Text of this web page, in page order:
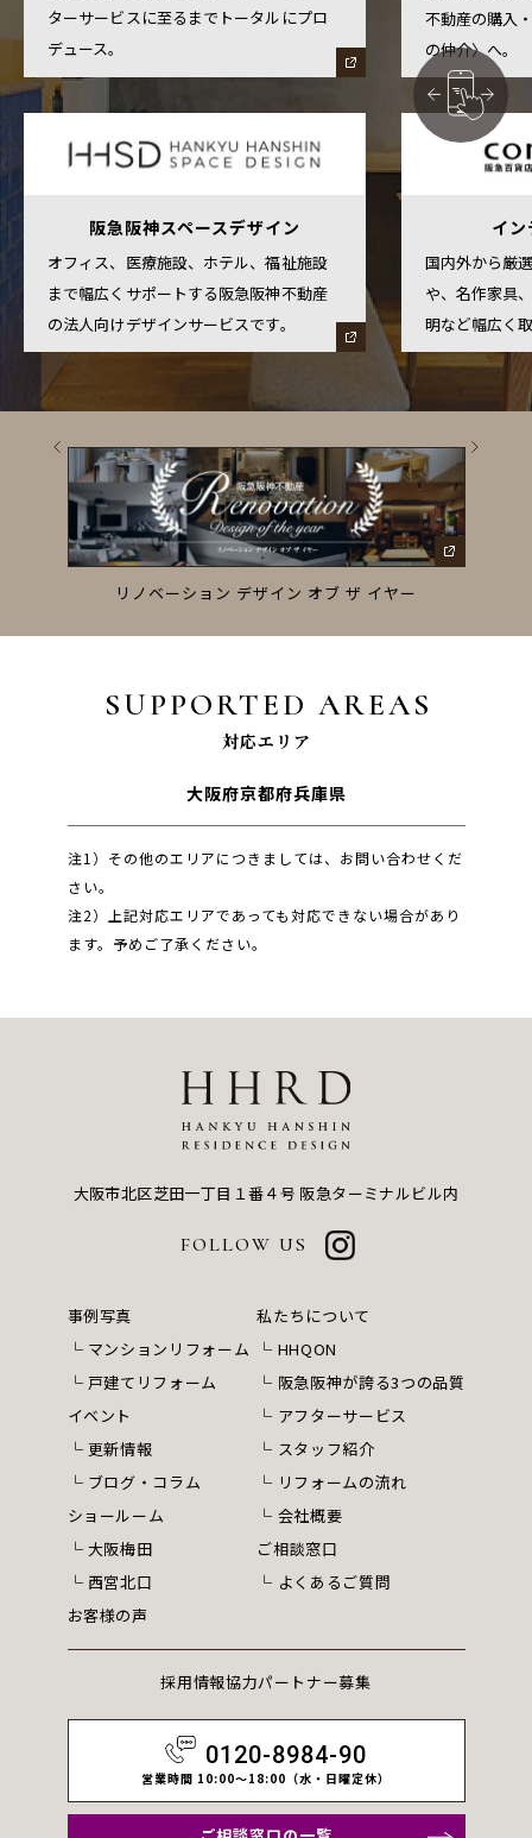
ターサービスに至るまでトータルにプロ
デュース。
不動産の購入
の仲介〉へ。
阪急阪神スペースデザイン
オフィス、医療施設、ホテル、福祉施設
まで幅広くサポートする阪急阪神不動産
の法人向けデザインサービスです。
イ
国内外から厳
や、名作家具
明など幅広く
リノベーション デザイン オブ ザ イヤー
SUPPORTED AREAS
対応エリア
大阪府京都府兵庫県
注1）その他のエリアにつきましては、お問い合わせくだ
さい。
注2）上記対応エリアであっても対応できない場合があり
ます。予めご了承ください。
大阪市北区芝田一丁目１番４号 阪急ターミナルビル内
FOLLOW US
事例写真
マンションリフォーム
戸建てリフォーム
イベント
更新情報
ブログ・コラム
ショールーム
大阪梅田
西宮北口
お客様の声
私たちについて
HHQON
阪急阪神が誇る3つの品質
アフターサービス
スタッフ紹介
リフォームの流れ
会社概要
ご相談窓口
よくあるご質問
採用情報協力パートナー募集
0120-8984-90
営業時間 10:00～18:00（水・日曜定休）